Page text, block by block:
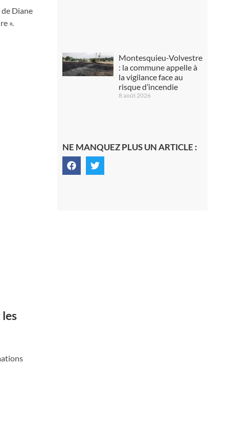
Diane
».
Montesquieu-Volvestre
: la commune appelle à
la vigilance face au
risque d’incendie
8 août 2026
NE MANQUEZ PLUS UN ARTICLE :